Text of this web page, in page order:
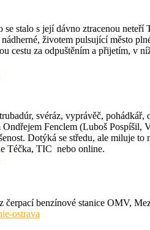
stalo s její dávno ztracenou
životem pulsující město
za odpuštěním a přijetím, v
svéráz, vyprávěč,
Fenclem (Luboš
Dotýká se středu, ale miluje
Téčka, TIC nebo online.
benzínové stanice OMV,
ostrava